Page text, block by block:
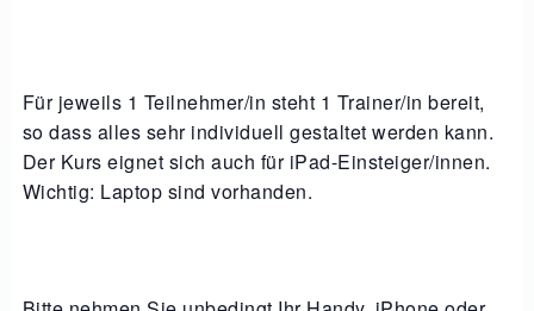
Für jeweils 1 Teilnehmer/in steht 1 Trainer/in bereit,
so dass alles sehr individuell gestaltet werden kann.
Der Kurs eignet sich auch für iPad-Einsteiger/innen.
Wichtig: Laptop sind vorhanden.